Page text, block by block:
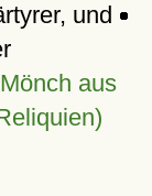
und
aus